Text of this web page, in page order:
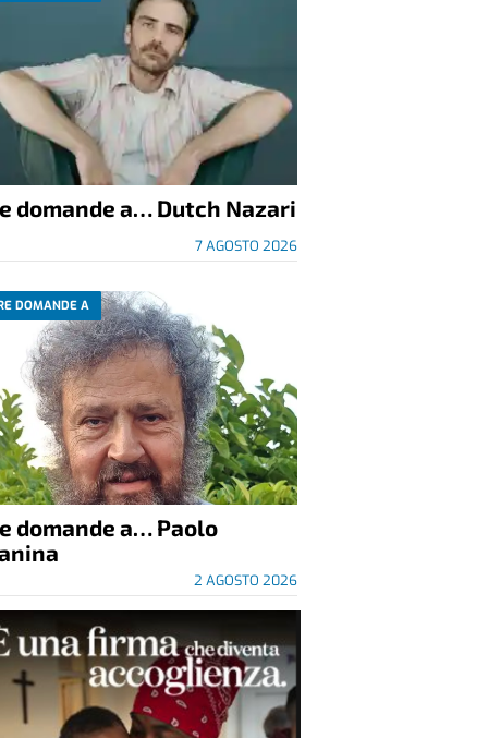
domande a… Dutch Nazari
7 AGOSTO 2026
DOMANDE A
domande a… Paolo
2 AGOSTO 2026